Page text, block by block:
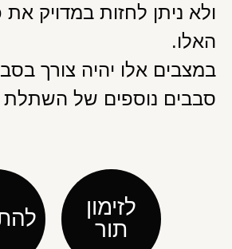
ולא ניתן לחזות במדויק
האלו.
במצבים אלו יהיה צורך
סבבים נוספים של השתלת
לזימון
תור